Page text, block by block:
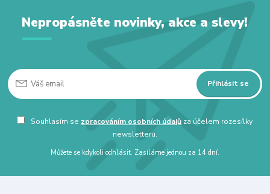
Nepropásněte novinky, akce a slevy!
Přihlásit se
Souhlasím se zpracováním osobních údajů za účelem rozesílky
newsletteru.
Můžete se kdykoli odhlásit. Zasíláme jednou za 14 dní.